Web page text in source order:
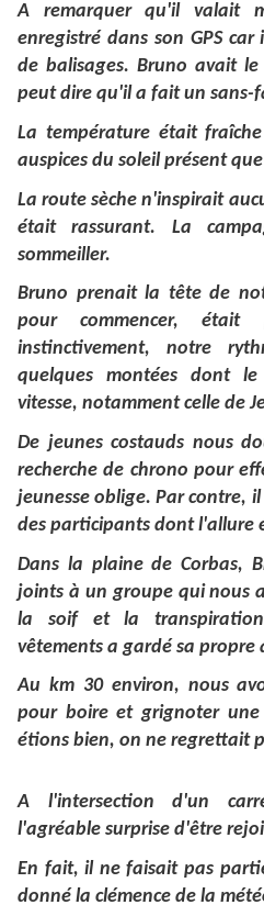
A remarquer qu'il valait
enregistré dans son GPS
de balisages. Bruno avait
peut dire qu'il a fait un sans-
La température était
auspices du soleil présent
La route sèche n'inspirait
était rassurant. La
sommeiller.
Bruno prenait la tête de
pour commencer, était
instinctivement, notre
quelques montées dont
vitesse, notamment celle de
De jeunes costauds nous
recherche de chrono pour
jeunesse oblige. Par contre,
des participants dont l'allure
Dans la plaine de Corbas,
joints à un groupe qui nous
la soif et la
vêtements a gardé sa propre
Au km 30 environ, nous
pour boire et grignoter une
étions bien, on ne regrettait
A l'intersection d'un
l'agréable surprise d'être
En fait, il ne faisait pas
donné la clémence de la